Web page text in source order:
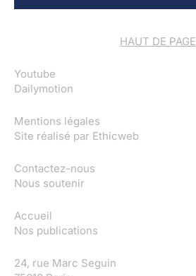
HAUT DE PAGE
Youtube
Dailymotion
Mentions légales
Site réalisé par Ethicweb
Contactez-nous
Nous soutenir
Accueil
Nos publications
24, rue Marc Seguin